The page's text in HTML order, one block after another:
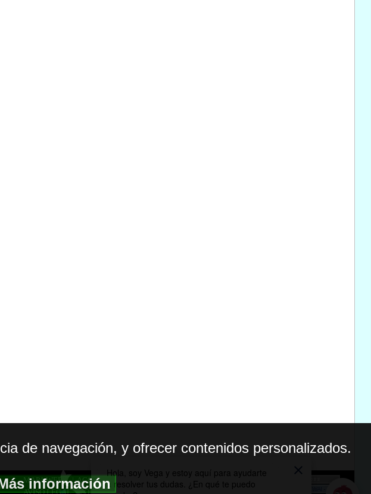
MAPA WEB|ACCESIBILIDAD
AVISO LEGAL|POLITICA DE PRIVACIDAD
de navegación, y ofrecer contenidos personalizados.
información